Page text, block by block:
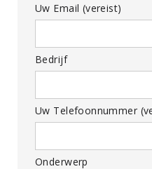
Uw Email (vereist)
Bedrijf
Uw Telefoonnummer
Onderwerp